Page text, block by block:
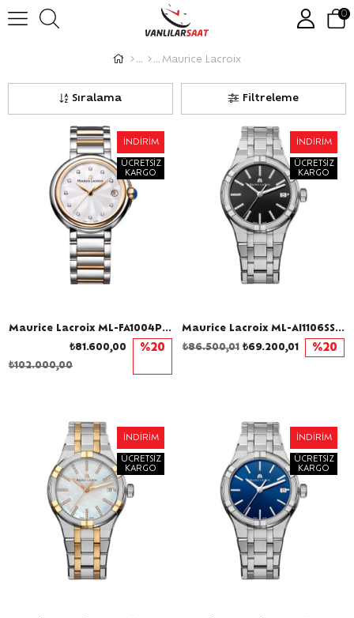
0
Maurice Lacroix
Filtreleme
Sıralama
Maurice Lacroix ML-FA1004PVP13150-1 Pırlantalı Kadın Kol Saati
İNDIRIM
ÜCRETSIZ
KARGO
₺81.600,00
₺102.000,00
%20
Maurice Lacroix ML-AI1106SS002350-1 Kadın Kol Saati
İNDIRIM
ÜCRETSIZ
KARGO
₺69.200,01
₺86.500,01 %20
İNDIRIM
ÜCRETSIZ
KARGO
İNDIRIM
ÜCRETSIZ
KARGO